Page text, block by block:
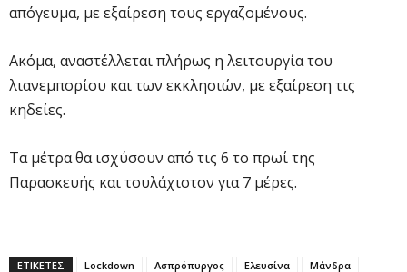
απόγευμα, με εξαίρεση τους εργαζομένους.
Ακόμα, αναστέλλεται πλήρως η λειτουργία του
λιανεμπορίου και των εκκλησιών, με εξαίρεση τις
κηδείες.
Τα μέτρα θα ισχύσουν από τις 6 το πρωί της
Παρασκευής και τουλάχιστον για 7 μέρες.
ΕΤΙΚΕΤΕΣ Lockdown Ασπρόπυργος Ελευσίνα
Μάνδρα